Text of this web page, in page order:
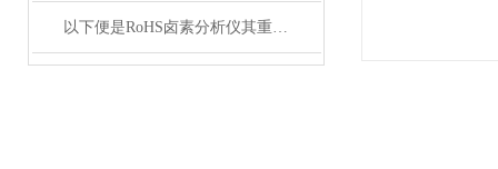
以下便是RoHS卤素分析仪其重要性的介绍